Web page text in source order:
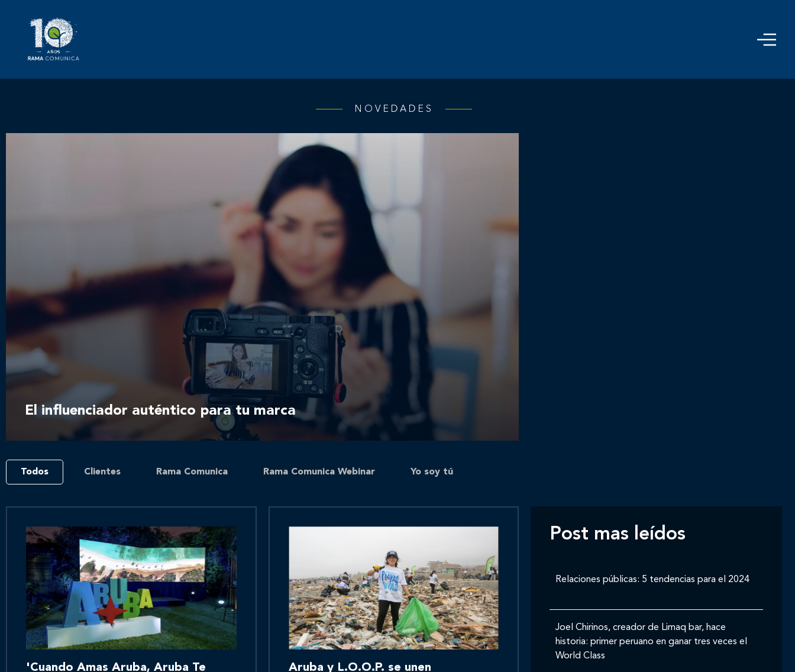
Inicio
NOVEDADES
El influenciador auténtico para tu marca
Todos Clientes Rama Comunica Rama Comunica Webinar Yo soy tú
'Cuando Amas Aruba, Aruba Te
Aruba y L.O.O.P. se unen
Post mas leídos
Relaciones públicas: 5 tendencias para el 2024
Joel Chirinos, creador de Limaq bar, hace
historia: primer peruano en ganar tres veces el
World Class